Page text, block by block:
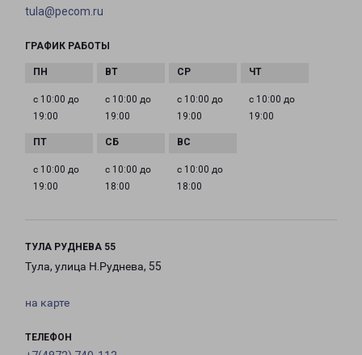
tula@pecom.ru
ГРАФИК РАБОТЫ
с 10:00 до
19:00
с 10:00 до
19:00
с 10:00 до
19:00
с 10:00 до
19:00
с 10:00 до
19:00
с 10:00 до
18:00
с 10:00 до
18:00
ТУЛА РУДНЕВА 55
Тула, улица Н.Руднева, 55
на карте
ТЕЛЕФОН